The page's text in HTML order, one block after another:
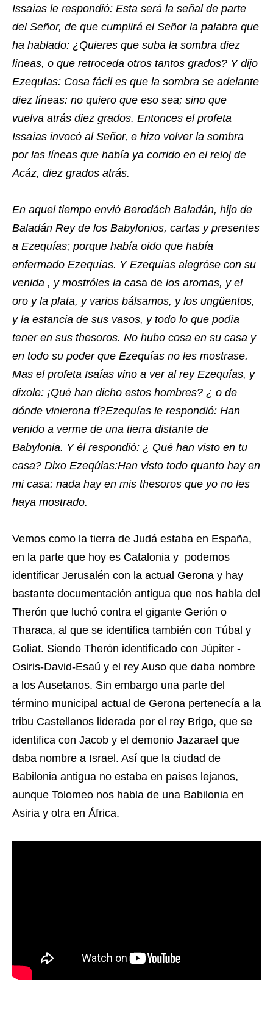
Issaías le respondió: Esta será la señal de parte
del Señor, de que cumplirá el Señor la palabra que
ha hablado: ¿Quieres que suba la sombra diez
líneas, o que retroceda otros tantos grados? Y dijo
Ezequías: Cosa fácil es que la sombra se adelante
diez líneas: no quiero que eso sea; sino que
vuelva atrás diez grados. Entonces el profeta
Issaías invocó al Señor, e hizo volver la sombra
por las líneas que había ya corrido en el reloj de
Acáz, diez grados atrás.
En aquel tiempo envió Berodách Baladán, hijo de
Baladán Rey de los Babylonios, cartas y presentes
a Ezequías; porque había oido que había
enfermado Ezequías. Y Ezequías alegróse con su
venida , y mostróles la casa de los aromas, y el
oro y la plata, y varios bálsamos, y los ungüentos,
y la estancia de sus vasos, y todo lo que podía
tener en sus thesoros. No hubo cosa en su casa y
en todo su poder que Ezequías no les mostrase.
Mas el profeta Isaías vino a ver al rey Ezequías, y
dixole: ¡Qué han dicho estos hombres? ¿ o de
dónde vinierona tí?Ezequías le respondió: Han
venido a verme de una tierra distante de
Babylonia. Y él respondió: ¿ Qué han visto en tu
casa? Dixo Ezeqúias:Han visto todo quanto hay en
mi casa: nada hay en mis thesoros que yo no les
haya mostrado.
Vemos como la tierra de Judá estaba en España,
en la parte que hoy es Catalonia y podemos
identificar Jerusalén con la actual Gerona y hay
bastante documentación antigua que nos habla del
Therón que luchó contra el gigante Gerión o
Tharaca, al que se identifica también con Túbal y
Goliat. Siendo Therón identificado con Júpiter -
Osiris-David-Esaú y el rey Auso que daba nombre
a los Ausetanos. Sin embargo una parte del
término municipal actual de Gerona pertenecía a la
tribu Castellanos liderada por el rey Brigo, que se
identifica con Jacob y el demonio Jazarael que
daba nombre a Israel. Así que la ciudad de
Babilonia antigua no estaba en paises lejanos,
aunque Tolomeo nos habla de una Babilonia en
Asiria y otra en África.